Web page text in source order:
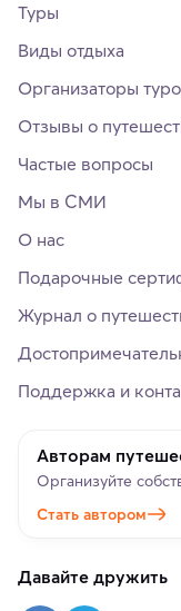
Туры
Виды отдыха
Организаторы
Отзывы о
Частые вопросы
Мы в СМИ
О нас
Подарочные
Журнал о
Поддержка и
Авторам
Организуйте
Стать автором
Давайте дружить